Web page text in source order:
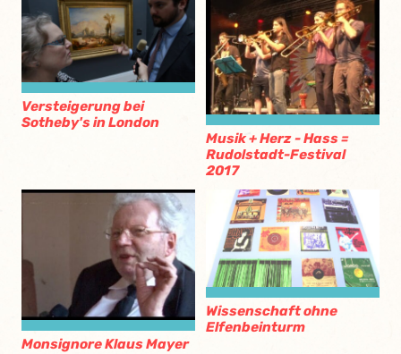
Versteigerung bei
Sotheby's in London
Musik + Herz - Hass =
Rudolstadt-Festival
2017
Monsignore Klaus Mayer
Wissenschaft ohne
Elfenbeinturm